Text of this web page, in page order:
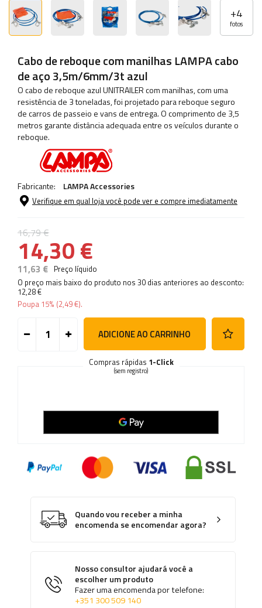
+4
fotos
Cabo de reboque com manilhas LAMPA cabo
de aço 3,5m/6mm/3t azul
O cabo de reboque azul UNITRAILER com manilhas, com uma
resistência de 3 toneladas, foi projetado para reboque seguro
de carros de passeio e vans de entrega. O comprimento de 3,5
metros garante distância adequada entre os veículos durante o
reboque.
Fabricante: LAMPA Accessories
Verifique em qual loja você pode ver e compre imediatamente
16,79 €
14,30 €
11,63 € Preço líquido
O preço mais baixo do produto nos 30 dias anteriores ao desconto:
12,28 €
Poupa 15% (2,49 €).
ADICIONE AO CARRINHO
Compras rápidas 1-Click
(sem registro)
Quando vou receber a minha
encomenda se encomendar agora?
Nosso consultor ajudará você a
escolher um produto
Fazer uma encomenda por telefone:
+351 300 509 140